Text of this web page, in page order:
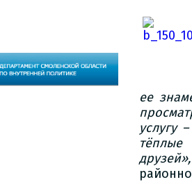
ее
услугу
тёплые